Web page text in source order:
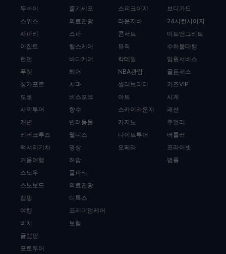
두바이
스위스
사파리
이집트
런던
푸켓
싱가포르
도쿄
사막투어
캐년
리버크루즈
럭셔리기차
겨울여행
스노우
스노보드
캠핑
여행
비치
글램핑
포토투어
줄기세포
의료관광
스파
헬스케어
바디케어
헤어
치과
비스포크
향수
반려동물
웰니스
명상
하맘
풀파티
의료관광
디톡스
프리미엄케어
보험
스피크이지
라운지바
콘서트
뮤직
칵테일
NBA관람
셀러브리티
아트
스카이라운지
카지노
나이트투어
오페라
보디가드
24시컨시어지
미트앤그리트
수하물대행
임원서비스
골든패스
키즈VIP
시계
패션
주얼리
버틀러
프라이빗
법률